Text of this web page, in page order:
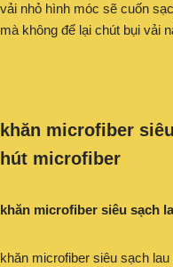
vải nhỏ hình móc sẽ cuốn
mà không để lại chút bụi vải
khăn microfiber
hút microfiber
khăn microfiber siêu sạch
khăn microfiber siêu sạch